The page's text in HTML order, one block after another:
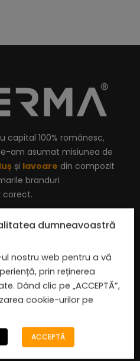
capital 100% românesc,
am asumat misiunea de
și lavoare din compozit
branduri
corect.
dumneavoastră
nostru web pentru a vă
prin reținerea
Dând clic pe „ACCEPTĂ”,
cookie-urilor pe
ACCEPTĂ